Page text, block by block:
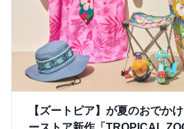
【ズートピア】が夏のおでか